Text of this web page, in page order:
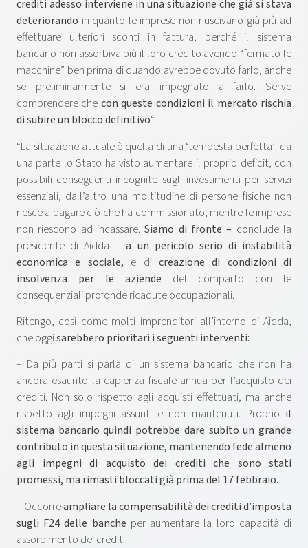
crediti adesso interviene in una situazione che già si stava
deteriorando in quanto le imprese non riuscivano già più ad
effettuare ulteriori sconti in fattura, perché il sistema
bancario non assorbiva più il loro credito avendo “fermato le
macchine” ben prima di quando avrebbe dovuto farlo, anche
se preliminarmente si era impegnato a farlo. Serve
comprendere che con queste condizioni il mercato rischia
di subire un blocco definitivo“.
“La situazione attuale è quella di una ‘tempesta perfetta’: da
una parte lo Stato ha visto aumentare il proprio deficit, con
possibili conseguenti incognite sugli investimenti per servizi
essenziali, dall’altro una moltitudine di persone fisiche non
riesce a pagare ciò che ha commissionato, mentre le imprese
non riescono ad incassare.Siamo di fronte – conclude la
presidente di Aidda – a un pericolo serio di instabilità
economica e sociale, e dicreazione di condizioni di
insolvenza per le aziende del comparto con le
consequenziali profonde ricadute occupazionali.
Ritengo, così come molti imprenditori all’interno di Aidda,
che oggisarebbero prioritari i seguenti interventi:
– Da più parti si parla di un sistema bancario che non ha
ancora esaurito la capienza fiscale annua per l’acquisto dei
crediti. Non solo rispetto agli acquisti effettuati, ma anche
rispetto agli impegni assunti e non mantenuti. Proprio il
sistema bancario quindi potrebbe dare subito un grande
contributo in questa situazione, mantenendo fede almeno
agli impegni di acquisto dei crediti che sono stati
promessi, ma rimasti bloccati già prima del 17 febbraio.
– Occorreampliare la compensabilità dei crediti d’imposta
sugli F24 delle banche per aumentare la loro capacità di
assorbimento dei crediti.